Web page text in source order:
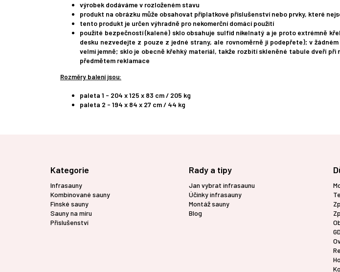
výrobek dodáváme v rozloženém stavu
produkt na obrázku může obsahovat příplatkové příslušenství nebo prvky, které
tento produkt je určen výhradně pro nekomerční domácí použití
použité bezpečností (kalené) sklo obsahuje sulfid nikelnatý a je proto extrémně
desku nezvedejte z pouze z jedné strany, ale rovnoměrně ji podepřete); v
velmi jemně; sklo je obecně křehký materiál, takže rozbití skleněné tabule dveří
předmětem reklamace
Rozměry balení jsou:
paleta 1 - 204 x 125 x 83 cm / 205 kg
paleta 2 - 194 x 84 x 27 cm / 44 kg
Kategorie
Infrasauny
Kombinované sauny
Finské sauny
Sauny na míru
Příslušenství
Rady a tipy
Jan vybrat infrasaunu
Účinky infrasauny
Montáž sauny
Blog